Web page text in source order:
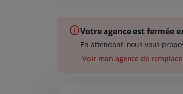
Votre agence est fermée
En attendant, nous vous
Voir mon agence de